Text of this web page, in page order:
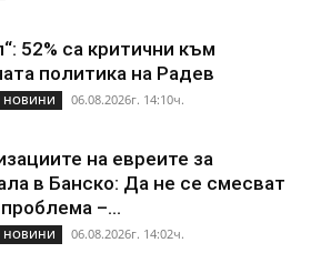
52% са критични към
политика на Радев
НОВИНИ 06.08.2026г. 14:10ч.
на евреите за
в Банско: Да не се смесват
–...
НОВИНИ 06.08.2026г. 14:02ч.